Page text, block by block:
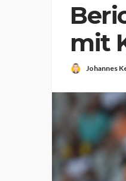
mit
Johannes